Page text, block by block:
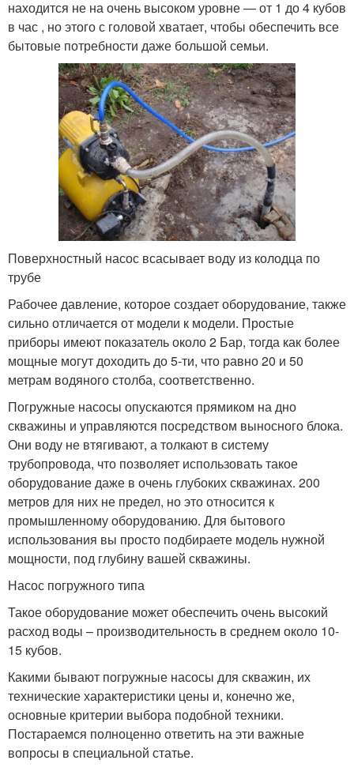
находится не на очень высоком уровне — от 1 до 4 кубов
в час , но этого с головой хватает, чтобы обеспечить все
бытовые потребности даже большой семьи.
Поверхностный насос всасывает воду из колодца по
трубе
Рабочее давление, которое создает оборудование, также
сильно отличается от модели к модели. Простые
приборы имеют показатель около 2 Бар, тогда как более
мощные могут доходить до 5-ти, что равно 20 и 50
метрам водяного столба, соответственно.
Погружные насосы опускаются прямиком на дно
скважины и управляются посредством выносного блока.
Они воду не втягивают, а толкают в систему
трубопровода, что позволяет использовать такое
оборудование даже в очень глубоких скважинах. 200
метров для них не предел, но это относится к
промышленному оборудованию. Для бытового
использования вы просто подбираете модель нужной
мощности, под глубину вашей скважины.
Насос погружного типа
Такое оборудование может обеспечить очень высокий
расход воды – производительность в среднем около 10-
15 кубов.
Какими бывают погружные насосы для скважин, их
технические характеристики цены и, конечно же,
основные критерии выбора подобной техники.
Постараемся полноценно ответить на эти важные
вопросы в специальной статье.